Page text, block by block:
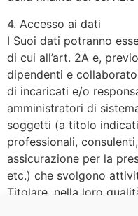
4. Accesso ai dati
I Suoi dati potranno
di cui all’art. 2A e,
dipendenti e
di incaricati e/o
amministratori di
soggetti (a titolo
professionali,
assicurazione per la
etc.) che svolgono
Titolare, nella loro